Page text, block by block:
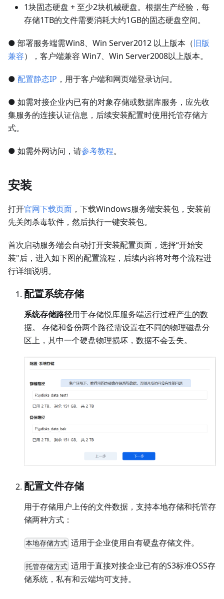
1块固态硬盘 + 至少2块机械硬盘。根据生产经验，每
存储1TB的文件需要消耗大约1GB的固态硬盘空间。
● 部署服务端需Win8、Win Server2012 以上版本（旧版
兼容），客户端兼容 Win7、Win Server2008以上版本。
● 配置静态IP ，用于客户端和网页端登录访问。
● 如需对接企业内已有的对象存储或数据库服务，应先收
集服务的连接认证信息，后续安装配置时使用托管存储方
式。
● 如需外网访问，请参考教程。
安装
打开官网下载页面 ，下载Windows服务端安装包，安装前
先关闭杀毒软件，然后执行一键安装包。
首次启动服务端会自动打开安装配置页面，选择“开始安
装"后，进入如下图的配置流程，后续内容将对每个流程进
行详细说明。
配置系统存储
系统存储路径用于存储悦库服务端运行过程产生的数
据。 存储和备份两个路径需设置在不同的物理磁盘分
区上，其中一个硬盘物理损坏，数据不会丢失。
配置文件存储
用于存储用户上传的文件数据，支持本地存储和托管存
储两种方式：
本地存储方式 适用于企业使用自有硬盘存储文件。
托管存储方式 适用于直接对接企业已有的S3标准OSS存
储系统，私有和云端均可支持。